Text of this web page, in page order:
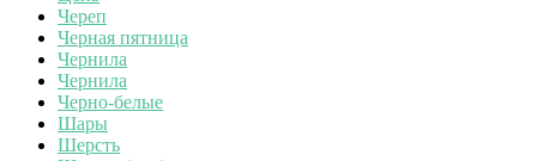
Череп
Черная пятница
Чернила
Чернила
Черно-белые
Шары
Шерсть